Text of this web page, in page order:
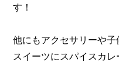
す！
他にもアクセサリーや子
スイーツにスパイスカレ